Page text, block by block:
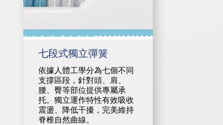
七段式獨立彈簧
依據人體工學分為七個不同
支撐區段，針對頭、肩、
腰、臀等部位提供專屬承
托。獨立運作特性有效吸收
震盪、降低干擾，完美維持
脊椎自然曲線。